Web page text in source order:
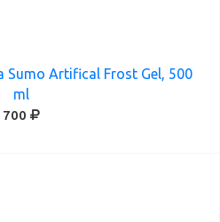
Sumo Artifical Frost Gel, 500
ml
700